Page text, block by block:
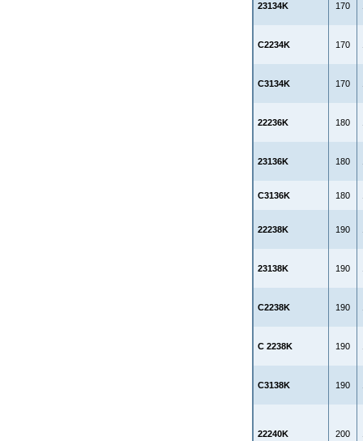
23134K 170
C2234K 170
C3134K 170
22236K 180
23136K 180
C3136K 180
22238K 190
23138K 190
C2238K 190
C 2238K 190
C3138K 190
22240K 200